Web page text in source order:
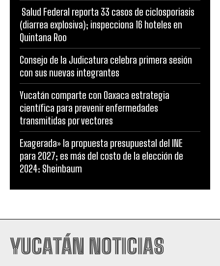
Salud Federal reporta 33 casos de ciclosporiasis
(diarrea explosiva); inspecciona 16 hoteles en
Quintana Roo
Consejo de la Judicatura celebra primera sesión
con sus nuevas integrantes
Yucatán comparte con Oaxaca estrategia
científica para prevenir enfermedades
transmitidas por vectores
Exagerada» la propuesta presupuestal del INE
para 2027; es más del costo de la elección de
2024: Sheinbaum
YUCATÁN NOTICIAS